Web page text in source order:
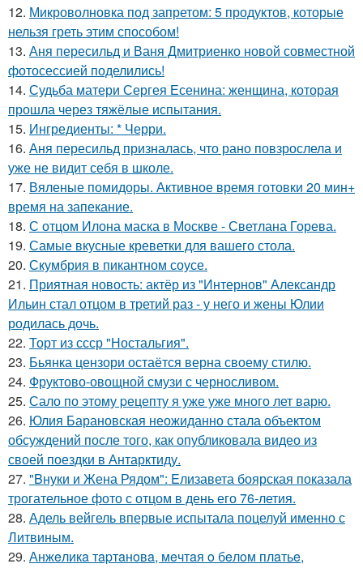
12. Микроволновка под запретом: 5 продуктов, которые
нельзя греть этим способом!
13. Аня пересильд и Ваня Дмитриенко новой совместной
фотосессией поделились!
14. Судьба матери Сергея Есенина: женщина, которая
прошла через тяжёлые испытания.
15. Ингредиенты: * Черри.
16. Аня пересильд призналась, что рано повзрослела и
уже не видит себя в школе.
17. Вяленые помидоры. Активное время готовки 20 мин+
время на запекание.
18. С отцом Илона маска в Москве - Светлана Горева.
19. Самые вкусные креветки для вашего стола.
20. Скумбрия в пикантном соусе.
21. Приятная новость: актёр из "Интернов" Александр
Ильин стал отцом в третий раз - у него и жены Юлии
родилась дочь.
22. Торт из ссср "Ностальгия".
23. Бьянка цензори остаётся верна своему стилю.
24. Фруктово-овощной смузи с черносливом.
25. Сало по этому pецепту я уже уже много лет варю.
26. Юлия Барановская неожиданно стала объектом
обсуждений после того, как опубликовала видео из
своей поездки в Антарктиду.
27. "Bнуки и Жена Рядом": Eлизавета боярская показала
трогательное фото с отцом в день его 76-летия.
28. Адель вейгель впервые испытала поцелуй именно с
Литвиным.
29. Анжeликa тapтaнoвa, мeчтaя o бeлoм плaтьe,